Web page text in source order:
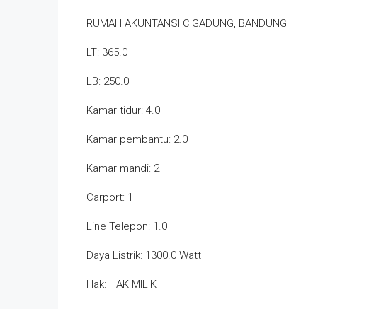
RUMAH AKUNTANSI CIGADUNG, BANDUNG
LT: 365.0
LB: 250.0
Kamar tidur: 4.0
Kamar pembantu: 2.0
Kamar mandi: 2
Carport: 1
Line Telepon: 1.0
Daya Listrik: 1300.0 Watt
Hak: HAK MILIK